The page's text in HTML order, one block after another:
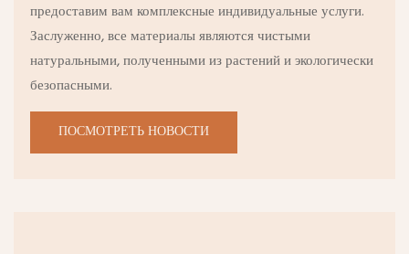
предоставим вам комплексные индивидуальные услуги.
Заслуженно, все материалы являются чистыми
натуральными, полученными из растений и экологически
безопасными.
ПОСМОТРЕТЬ НОВОСТИ